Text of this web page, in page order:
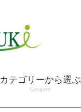
カテゴリーから選ぶ
Category